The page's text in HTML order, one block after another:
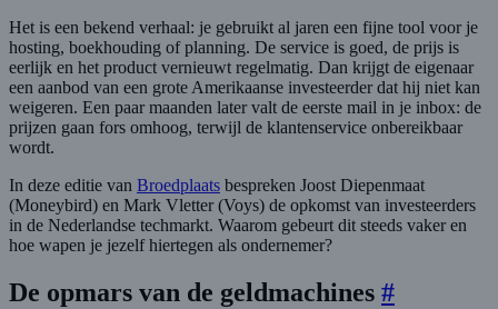
Het is een bekend verhaal: je gebruikt al jaren een fijne tool voor je
hosting, boekhouding of planning. De service is goed, de prijs is
eerlijk en het product vernieuwt regelmatig. Dan krijgt de eigenaar
een aanbod van een grote Amerikaanse investeerder dat hij niet kan
weigeren. Een paar maanden later valt de eerste mail in je inbox: de
prijzen gaan fors omhoog, terwijl de klantenservice onbereikbaar
wordt.
In deze editie van Broedplaats bespreken Joost Diepenmaat
(Moneybird) en Mark Vletter (Voys) de opkomst van investeerders
in de Nederlandse techmarkt. Waarom gebeurt dit steeds vaker en
hoe wapen je jezelf hiertegen als ondernemer?
De opmars van de geldmachines #